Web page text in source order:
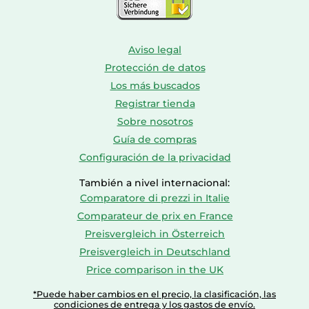
Aviso legal
Protección de datos
Los más buscados
Registrar tienda
Sobre nosotros
Guía de compras
Configuración de la privacidad
También a nivel internacional:
Comparatore di prezzi in Italie
Comparateur de prix en France
Preisvergleich in Österreich
Preisvergleich in Deutschland
Price comparison in the UK
*Puede haber cambios en el precio, la clasificación, las
condiciones de entrega y los gastos de envío.